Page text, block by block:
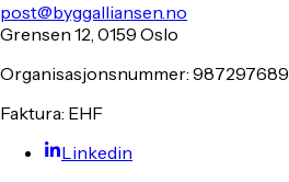
post@byggalliansen.no
Grensen 12, 0159 Oslo
Organisasjonsnummer: 987297689
Faktura: EHF
Linkedin